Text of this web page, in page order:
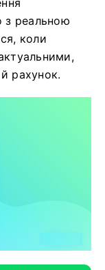
з реальною
коли
рахунок.